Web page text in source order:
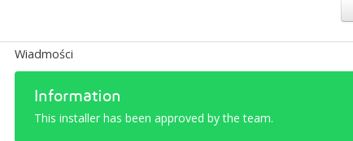
Wiadmości
Information
This installer has been approved by the team.